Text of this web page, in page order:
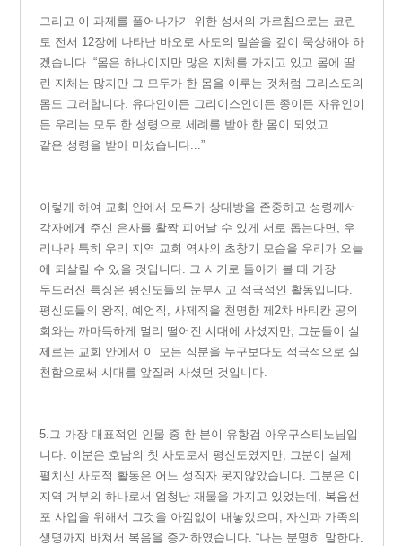
그리고 이 과제를 풀어나가기 위한 성서의 가르침으로는 코린
토 전서 12장에 나타난 바오로 사도의 말씀을 깊이 묵상해야 하
겠습니다. “몸은 하나이지만 많은 지체를 가지고 있고 몸에 딸
린 지체는 많지만 그 모두가 한 몸을 이루는 것처럼 그리스도의
몸도 그러합니다. 유다인이든 그리이스인이든 종이든 자유인이
든 우리는 모두 한 성령으로 세례를 받아 한 몸이 되었고
같은 성령을 받아 마셨습니다...”
이 렇게 하여 교회 안에서 모두가 상대방을 존중하고 성령께서
각자에게 주신 은사를 활짝 피어날 수 있게 서로 돕는다면, 우
리나라 특히 우리 지역 교회 역사의 초창기 모습을 우리가 오늘
에 되살릴 수 있을 것입니다. 그 시기로 돌아가 볼 때 가장
두드러진 특징은 평신도들의 눈부시고 적극적인 활동입니다.
평신도들의 왕직, 예언직, 사제직을 천명한 제2차 바티칸 공의
회와는 까마득하게 멀리 떨어진 시대에 사셨지만, 그분들이 실
제로는 교회 안에서 이 모든 직분을 누구보다도 적극적으로 실
천함으로써 시대를 앞질러 사셨던 것입니다.
5.그 가장 대표적인 인물 중 한 분이 유항검 아우구스티노님입
니다. 이분은 호남의 첫 사도로서 평신도였지만, 그분이 실제
펼치신 사도적 활동은 어느 성직자 못지않았습니다. 그분은 이
지역 거부의 하나로서 엄청난 재물을 가지고 있었는데, 복음선
포 사업을 위해서 그것을 아낌없이 내놓았으며, 자신과 가족의
생명까지 바쳐서 복음을 증거하였습니다. “나는 분명히 말한다.